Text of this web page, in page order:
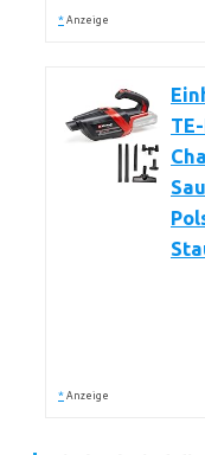
* Anzeige
* Anzeige